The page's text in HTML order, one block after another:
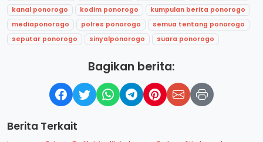
kanal ponorogo
kodim ponorogo
kumpulan berita ponorogo
mediaponorogo
polres ponorogo
semua tentang ponorogo
seputar ponorogo
sinyalponorogo suara ponorogo
Bagikan berita:
Berita Terkait